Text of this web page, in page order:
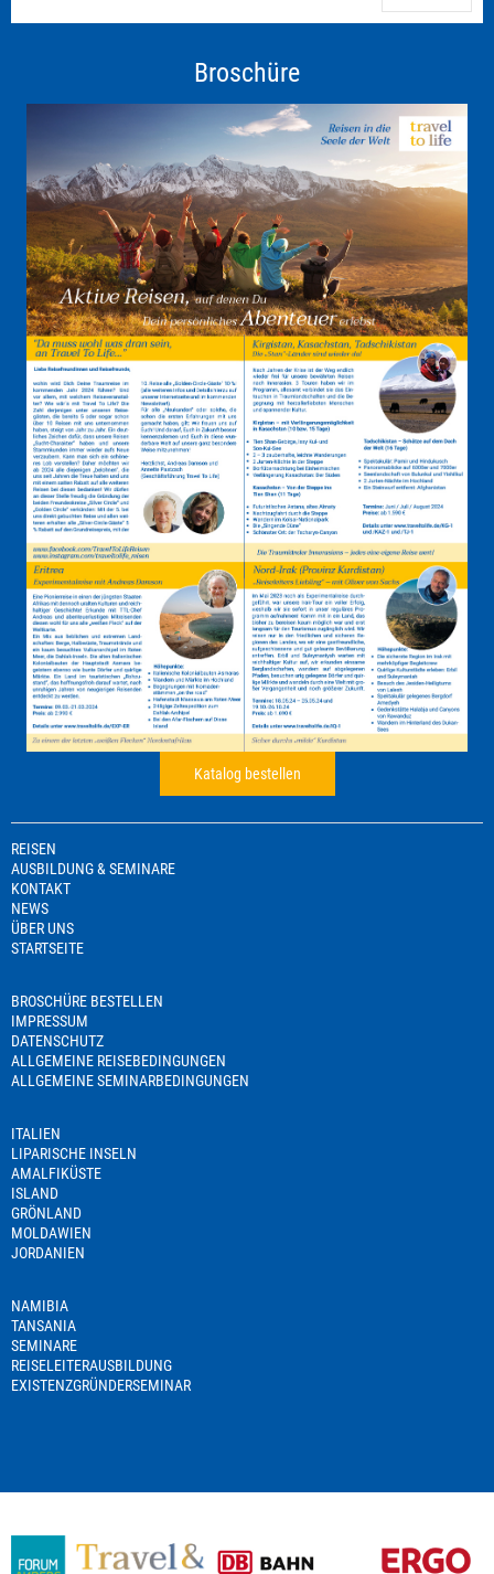
Broschüre
Katalog bestellen
REISEN
AUSBILDUNG & SEMINARE
KONTAKT
NEWS
ÜBER UNS
STARTSEITE
BROSCHÜRE BESTELLEN
IMPRESSUM
DATENSCHUTZ
ALLGEMEINE REISEBEDINGUNGEN
ALLGEMEINE SEMINARBEDINGUNGEN
ITALIEN
LIPARISCHE INSELN
AMALFIKÜSTE
ISLAND
GRÖNLAND
MOLDAWIEN
JORDANIEN
NAMIBIA
TANSANIA
SEMINARE
REISELEITERAUSBILDUNG
EXISTENZGRÜNDERSEMINAR